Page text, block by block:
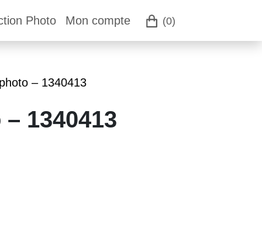
(0)
Photo Mon compte
– 1340413
1340413